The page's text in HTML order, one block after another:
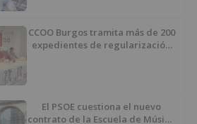
CCOO Burgos tramita más de 200
expedientes de regularización
El PSOE cuestiona el nuevo
contrato de la Escuela de Música